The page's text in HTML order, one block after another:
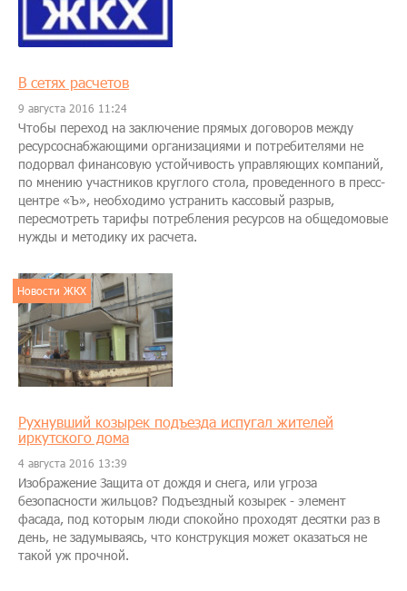
В сетях расчетов
9 августа 2016 11:24
Чтобы переход на заключение прямых договоров между
ресурсоснабжающими организациями и потребителями не
подорвал финансовую устойчивость управляющих компаний,
по мнению участников круглого стола, проведенного в пресс-
центре «Ъ», необходимо устранить кассовый разрыв,
пересмотреть тарифы потребления ресурсов на общедомовые
нужды и методику их расчета.
Новости ЖКХ
Рухнувший козырек подъезда испугал жителей
иркутского дома
4 августа 2016 13:39
Изображение Защита от дождя и снега, или угроза
безопасности жильцов? Подъездный козырек - элемент
фасада, под которым люди спокойно проходят десятки раз в
день, не задумываясь, что конструкция может оказаться не
такой уж прочной.